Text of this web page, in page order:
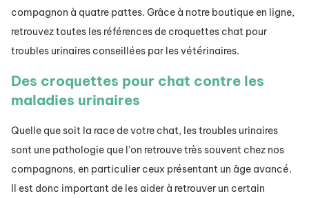
compagnon à quatre pattes. Grâce à notre boutique en ligne,
retrouvez toutes les références de croquettes chat pour
troubles urinaires conseillées par les vétérinaires.
Des croquettes pour chat contre les
maladies urinaires
Quelle que soit la race de votre chat, les troubles urinaires
sont une pathologie que l’on retrouve très souvent chez nos
compagnons, en particulier ceux présentant un âge avancé.
Il est donc important de les aider à retrouver un certain